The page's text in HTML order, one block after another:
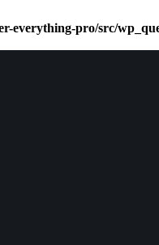
everything-pro/src/